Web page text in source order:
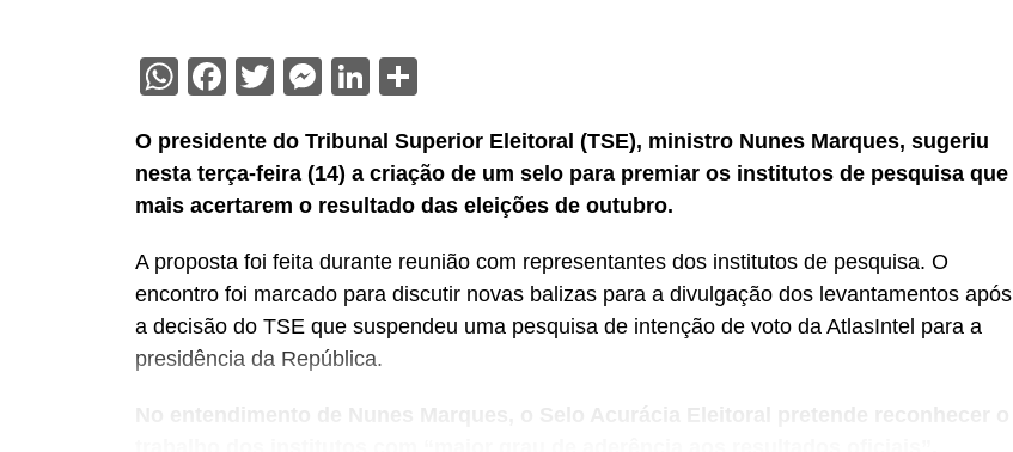
WhatsApp
Facebook
Twitter
Messenger
LinkedIn
O presidente do Tribunal Superior Eleitoral (TSE), ministro Nunes Marques, sugeriu
nesta terça-feira (14) a criação de um selo para premiar os institutos de pesquisa que
mais acertarem o resultado das eleições de outubro.
A proposta foi feita durante reunião com representantes dos institutos de pesquisa. O
encontro foi marcado para discutir novas balizas para a divulgação dos levantamentos após
a decisão do TSE que suspendeu uma pesquisa de intenção de voto da AtlasIntel para a
presidência da República.